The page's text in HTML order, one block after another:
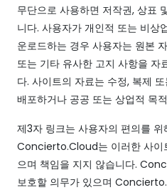
무단으로 사용하면 저작권, 상표
니다. 사용자가 개인적 또는 비상
운로드하는 경우 사용자는 원본
또는 기타 유사한 고지 사항을 자
다. 사이트의 자료는 수정, 복제
배포하거나 공공 또는 상업적 목
제3자 링크는 사용자의 편의를 위
Concierto.Cloud는 이러한 사이
으며 책임을 지지 않습니다.
보호할 의무가 있으며